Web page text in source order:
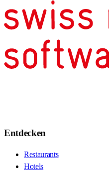
Entdecken
Restaurants
Hotels